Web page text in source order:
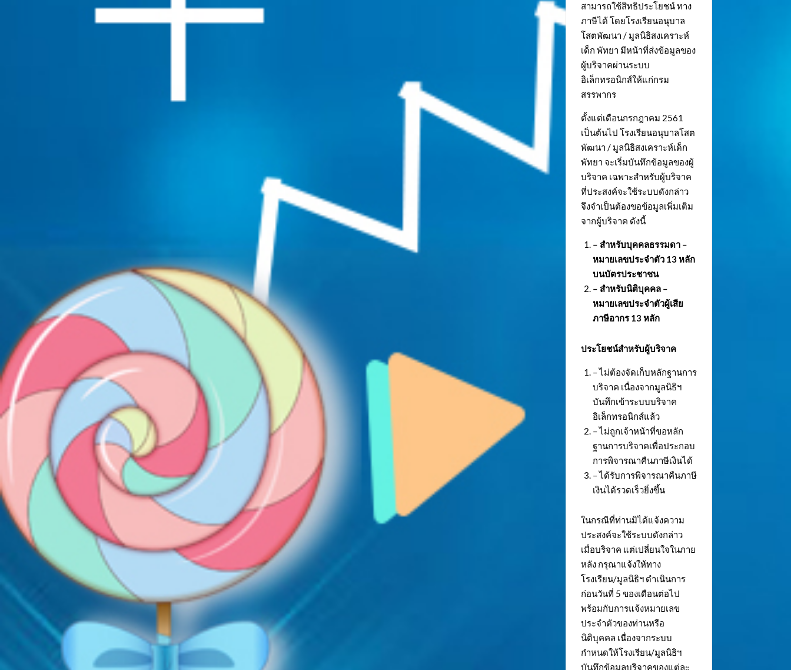
สามารถใช้สิทธิประโยชน์ ทาง
ภาษีได้ โดยโรงเรียนอนุบาล
โสตพัฒนา / มูลนิธิสงเคราะห์
เด็ก พัทยา มีหน้าที่ส่งข้อมูลของ
ผู้บริจาคผ่านระบบ
อิเล็กทรอนิกส์ให้แก่กรม
สรรพากร
ตั้งแต่เดือนกรกฎาคม 2561
เป็นต้นไป โรงเรียนอนุบาลโสต
พัฒนา / มูลนิธิสงเคราะห์เด็ก
พัทยา จะเริ่มบันทึกข้อมูลของผู้
บริจาค เฉพาะสำหรับผู้บริจาค
ที่ประสงค์จะใช้ระบบดังกล่าว
จึงจำเป็นต้องขอข้อมูลเพิ่มเติม
จากผู้บริจาค ดังนี้
– สำหรับบุคคลธรรมดา –
หมายเลขประจำตัว 13 หลัก
บนบัตรประชาชน
– สำหรับนิติบุคคล –
หมายเลขประจำตัวผู้เสีย
ภาษีอากร 13 หลัก
ประโยชน์สำหรับผู้บริจาค
– ไม่ต้องจัดเก็บหลักฐานการ
บริจาค เนื่องจากมูลนิธิฯ
บันทึกเข้าระบบบริจาค
อิเล็กทรอนิกส์แล้ว
– ไม่ถูกเจ้าหน้าที่ขอหลัก
ฐานการบริจาคเพื่อประกอบ
การพิจารณาคืนภาษีเงินได้
– ได้รับการพิจารณาคืนภาษี
เงินได้รวดเร็วยิ่งขึ้น
ในกรณีที่ท่านมิได้แจ้งความ
ประสงค์จะใช้ระบบดังกล่าว
เมื่อบริจาค แต่เปลี่ยนใจในภาย
หลัง กรุณาแจ้งให้ทาง
โรงเรียน/มูลนิธิฯ ดำเนินการ
ก่อนวันที่ 5 ของเดือนต่อไป
พร้อมกับการแจ้งหมายเลข
ประจำตัวของท่านหรือ
นิติบุคคล เนื่องจากระบบ
กำหนดให้โรงเรียน/มูลนิธิฯ
บันทึกข้อมูลบริจาคของแต่ละ